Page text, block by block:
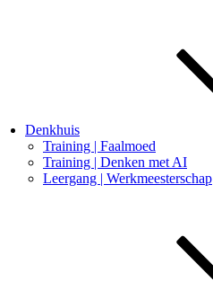
Denkhuis
Training | Faalmoed
Training | Denken met AI
Leergang | Werkmeesterschap